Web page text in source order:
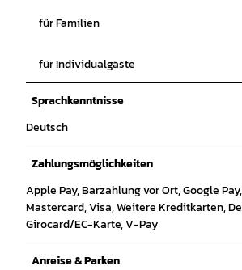
für Familien
für Individualgäste
Sprachkenntnisse
Deutsch
Zahlungsmöglichkeiten
Apple Pay, Barzahlung vor Ort, Google
Mastercard, Visa, Weitere Kreditkarten,
Girocard/EC-Karte, V-Pay
Anreise & Parken